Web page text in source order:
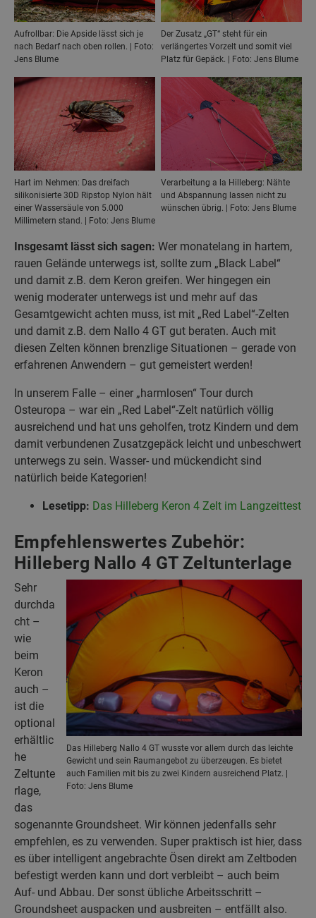
Aufrollbar: Die Apside lässt sich je
nach Bedarf nach oben rollen. | Foto:
Jens Blume
Der Zusatz „GT“ steht für ein
verlängertes Vorzelt und somit viel
Platz für Gepäck. | Foto: Jens Blume
Hart im Nehmen: Das dreifach
silikonisierte 30D Ripstop Nylon hält
einer Wassersäule von 5.000
Millimetern stand. | Foto: Jens Blume
Verarbeitung a la Hilleberg: Nähte
und Abspannung lassen nicht zu
wünschen übrig. | Foto: Jens Blume
Insgesamt lässt sich sagen: Wer monatelang in hartem,
rauen Gelände unterwegs ist, sollte zum „Black Label“
und damit z.B. dem Keron greifen. Wer hingegen ein
wenig moderater unterwegs ist und mehr auf das
Gesamtgewicht achten muss, ist mit „Red Label“-Zelten
und damit z.B. dem Nallo 4 GT gut beraten. Auch mit
diesen Zelten können brenzlige Situationen – gerade von
erfahrenen Anwendern – gut gemeistert werden!
In unserem Falle – einer „harmlosen“ Tour durch
Osteuropa – war ein „Red Label“-Zelt natürlich völlig
ausreichend und hat uns geholfen, trotz Kindern und dem
damit verbundenen Zusatzgepäck leicht und unbeschwert
unterwegs zu sein. Wasser- und mückendicht sind
natürlich beide Kategorien!
Lesetipp: Das Hilleberg Keron 4 Zelt im Langzeittest
Empfehlenswertes Zubehör:
Hilleberg Nallo 4 GT Zeltunterlage
Das Hilleberg Nallo 4 GT wusste vor allem durch das leichte
Gewicht und sein Raumangebot zu überzeugen. Es bietet
auch Familien mit bis zu zwei Kindern ausreichend Platz. |
Foto: Jens Blume
Sehr
durchda
cht –
wie
beim
Keron
auch –
ist die
optional
erhältlic
he
Zeltunte
rlage,
das
sogenannte Groundsheet. Wir können jedenfalls sehr
empfehlen, es zu verwenden. Super praktisch ist hier, dass
es über intelligent angebrachte Ösen direkt am Zeltboden
befestigt werden kann und dort verbleibt – auch beim
Auf- und Abbau. Der sonst übliche Arbeitsschritt –
Groundsheet auspacken und ausbreiten – entfällt also.